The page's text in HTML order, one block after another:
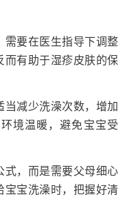
要在医生指导下调整
而有助于湿疹皮肤的保
减少洗澡次数，增加
境温暖，避免宝宝受
，而是需要父母细心
宝宝洗澡时，把握好清